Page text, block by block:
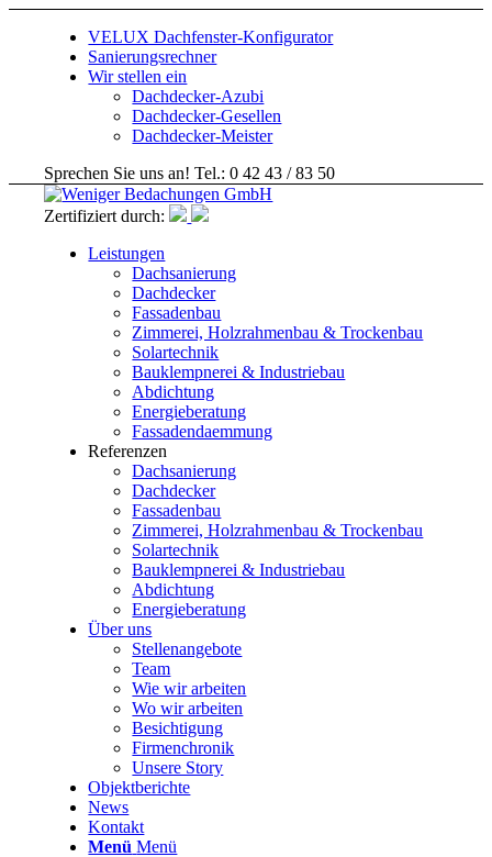
VELUX Dachfenster-Konfigurator
Sanierungsrechner
Wir stellen ein
Dachdecker-Azubi
Dachdecker-Gesellen
Dachdecker-Meister
Sprechen Sie uns an! Tel.: 0 42 43 / 83 50
Zertifiziert durch:
Leistungen
Dachsanierung
Dachdecker
Fassadenbau
Zimmerei, Holzrahmenbau & Trockenbau
Solartechnik
Bauklempnerei & Industriebau
Abdichtung
Energieberatung
Fassadendaemmung
Referenzen
Dachsanierung
Dachdecker
Fassadenbau
Zimmerei, Holzrahmenbau & Trockenbau
Solartechnik
Bauklempnerei & Industriebau
Abdichtung
Energieberatung
Über uns
Stellenangebote
Team
Wie wir arbeiten
Wo wir arbeiten
Besichtigung
Firmenchronik
Unsere Story
Objektberichte
News
Kontakt
Menü Menü